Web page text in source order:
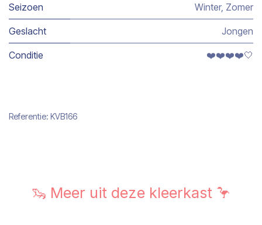
Seizoen Winter, Zomer
Geslacht Jongen
Conditie ❤️❤️❤️❤️🤍
Referentie: KVB166
🦦 Meer uit deze kleerkast 🦩